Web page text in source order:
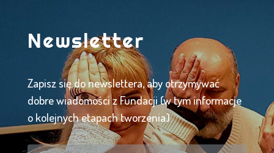
Newsletter
Zapisz się do newslettera, aby otrzymywać
dobre wiadomości z Fundacji (w tym informacje
o kolejnych etapach tworzenia).